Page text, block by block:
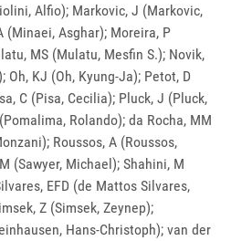
Alfio); Markovic, J (Markovic,
(Minaei, Asghar); Moreira, P
MS (Mulatu, Mesfin S.); Novik,
Oh, KJ (Oh, Kyung-Ja); Petot, D
C (Pisa, Cecilia); Pluck, J (Pluck,
Rolando); da Rocha, MM
Roussos, A (Roussos,
(Sawyer, Michael); Shahini, M
EFD (de Mattos Silvares,
Z (Simsek, Zeynep);
Hans-Christoph); van der